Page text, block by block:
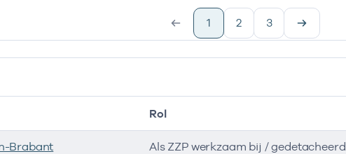
1 2 3
Rol
Brabant Als ZZP werkzaam bij / gedetacheerd